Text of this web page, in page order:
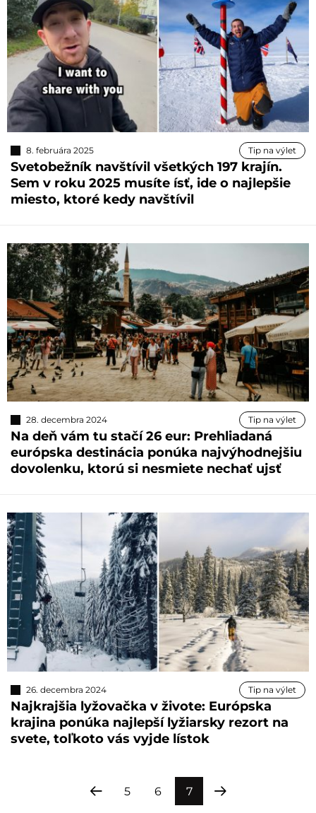
8. februára 2025 Tip na výlet
Svetobežník navštívil všetkých 197 krajín.
Sem v roku 2025 musíte ísť, ide o najlepšie
miesto, ktoré kedy navštívil
28. decembra 2024 Tip na výlet
Na deň vám tu stačí 26 eur: Prehliadaná
európska destinácia ponúka najvýhodnejšiu
dovolenku, ktorú si nesmiete nechať ujsť
26. decembra 2024 Tip na výlet
Najkrajšia lyžovačka v živote: Európska
krajina ponúka najlepší lyžiarsky rezort na
svete, toľkoto vás vyjde lístok
5 6 7